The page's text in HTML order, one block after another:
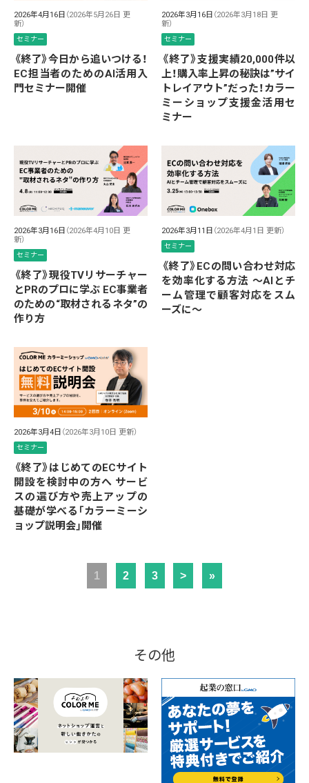
2026年4月16日 （2026年5月26日 更
新）
セミナー
《終了》今日から追いつける！
EC担当者のためのAI活用入
門セミナー開催
2026年3月16日 （2026年3月18日 更
新）
セミナー
《終了》支援実績20,000件以
上！購入率上昇の秘訣は”サイ
トレイアウト”だった！カラー
ミーショップ支援金活用セ
ミナー
2026年3月16日 （2026年4月10日 更
新）
セミナー
《終了》現役TVリサーチャー
とPRのプロに学ぶ EC事業者
のための“取材されるネタ”の
作り方
2026年3月11日 （2026年4月1日 更新）
セミナー
《終了》ECの問い合わせ対応
を効率化する方法 ～AIとチ
ーム管理で顧客対応をスム
ーズに～
2026年3月4日 （2026年3月10日 更新）
セミナー
《終了》はじめてのECサイト
開設を検討中の方へ サービ
スの選び方や売上アップの
基礎が学べる「カラーミーシ
ョップ説明会」開催
1 2 3 > »
その他